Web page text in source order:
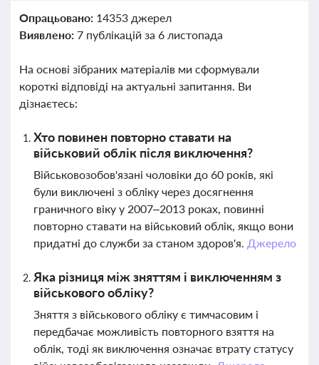
Опрацьовано: 14353 джерел
Виявлено: 7 публікацій за 6 листопада
На основі зібраних матеріалів ми сформували
короткі відповіді на актуальні запитання. Ви
дізнаєтесь:
Хто повинен повторно ставати на
військовий облік після виключення?
Військовозобов'язані чоловіки до 60 років, які
були виключені з обліку через досягнення
граничного віку у 2007–2013 роках, повинні
повторно ставати на військовий облік, якщо вони
придатні до служби за станом здоров'я. Джерело
Яка різниця між зняттям і виключенням з
військового обліку?
Зняття з військового обліку є тимчасовим і
передбачає можливість повторного взяття на
облік, тоді як виключення означає втрату статусу